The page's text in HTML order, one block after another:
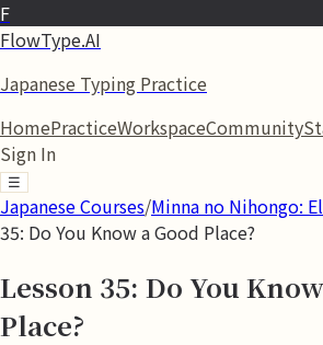
F
FlowType.AI
Japanese Typing Practice
HomePracticeWorkspaceCommunity
Sign In
☰
Japanese Courses/Minna no Nihongo:
35: Do You Know a Good Place?
Lesson 35: Do You
Place?